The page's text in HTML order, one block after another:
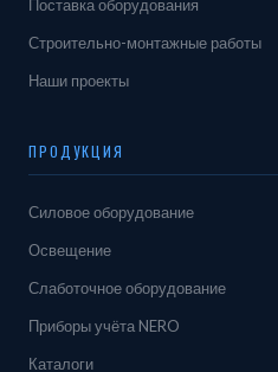
Поставка оборудования
Строительно-монтажные работы
Наши проекты
ПРОДУКЦИЯ
Силовое оборудование
Освещение
Слаботочное оборудование
Приборы учёта NERO
Каталоги